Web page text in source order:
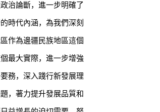
治論斷，進一步明確了
時代內涵，為我們深刻
作為邊疆民族地區這個
最大實際，進一步增強
務，深入踐行新發展理
，著力提升發展品質和